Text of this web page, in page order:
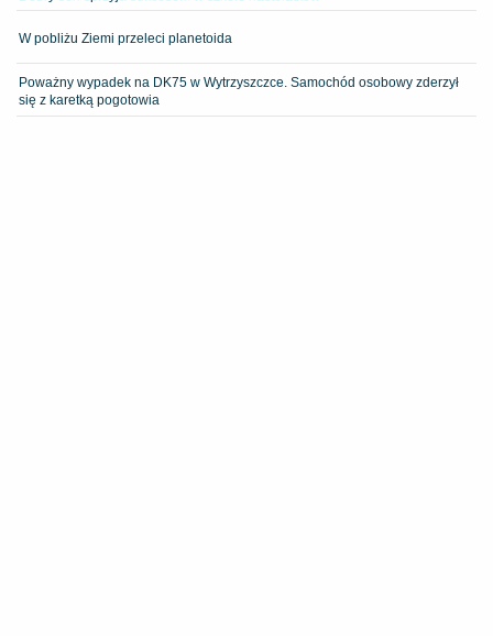
W pobliżu Ziemi przeleci planetoida
Poważny wypadek na DK75 w Wytrzyszczce. Samochód osobowy zderzył
się z karetką pogotowia